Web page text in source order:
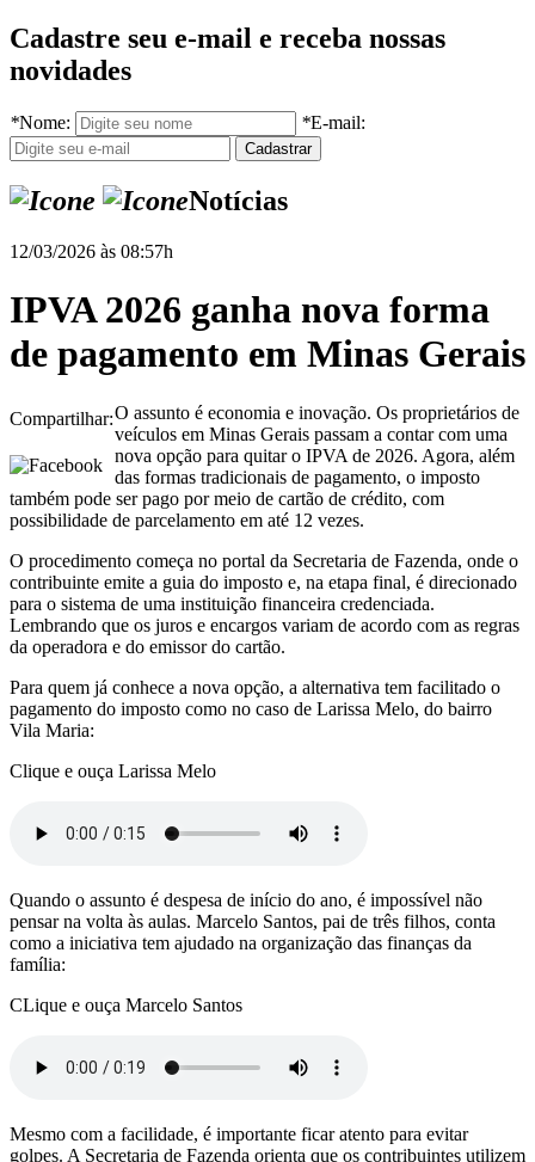
Cadastre seu e-mail e receba nossas
novidades
*Nome: *E-mail:
Notícias
12/03/2026 às 08:57h
IPVA 2026 ganha nova forma
de pagamento em Minas Gerais
Compartilhar:O assunto é economia e inovação. Os proprietários de
veículos em Minas Gerais passam a contar com uma
nova opção para quitar o IPVA de 2026. Agora, além
das formas tradicionais de pagamento, o imposto
também pode ser pago por meio de cartão de crédito, com
possibilidade de parcelamento em até 12 vezes.
O procedimento começa no portal da Secretaria de Fazenda, onde o
contribuinte emite a guia do imposto e, na etapa final, é direcionado
para o sistema de uma instituição financeira credenciada.
Lembrando que os juros e encargos variam de acordo com as regras
da operadora e do emissor do cartão.
Para quem já conhece a nova opção, a alternativa tem facilitado o
pagamento do imposto como no caso de Larissa Melo, do bairro
Vila Maria:
Clique e ouça Larissa Melo
Quando o assunto é despesa de início do ano, é impossível não
pensar na volta às aulas. Marcelo Santos, pai de três filhos, conta
como a iniciativa tem ajudado na organização das finanças da
família:
CLique e ouça Marcelo Santos
Mesmo com a facilidade, é importante ficar atento para evitar
golpes. A Secretaria de Fazenda orienta que os contribuintes utilizem